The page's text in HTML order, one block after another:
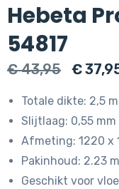
Hebeta
54817
€43,95
€
€
Totale dikte: 2,5
Slijtlaag: 0,55 mm
Afmeting: 1220 x
Pakinhoud: 2.23
Geschikt voor